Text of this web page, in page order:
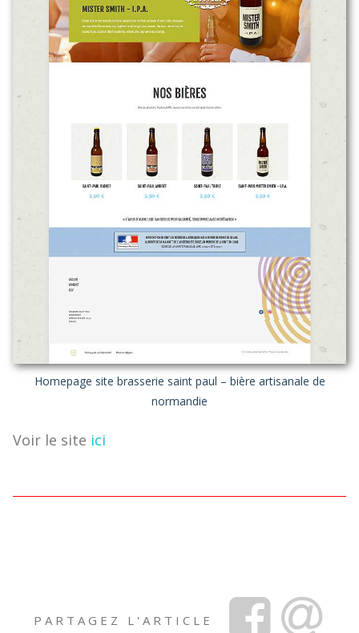
Homepage site brasserie saint paul – bière artisanale de
normandie
Voir le site ici
PARTAGEZ L'ARTICLE